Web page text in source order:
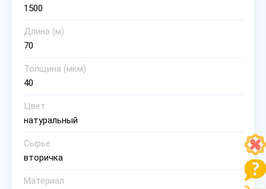
1500
Длина (м)
70
Толщина (мкм)
40
Цвет
натуральный
Сырье
вторичка
Материал